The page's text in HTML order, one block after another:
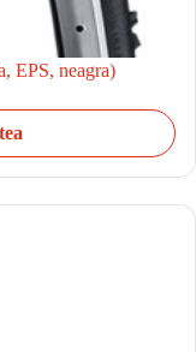
EPS, neagra)